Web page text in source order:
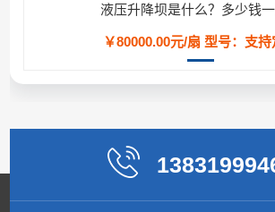
液压升降坝是什么？多少钱一
￥80000.00元/扇 型号：支持